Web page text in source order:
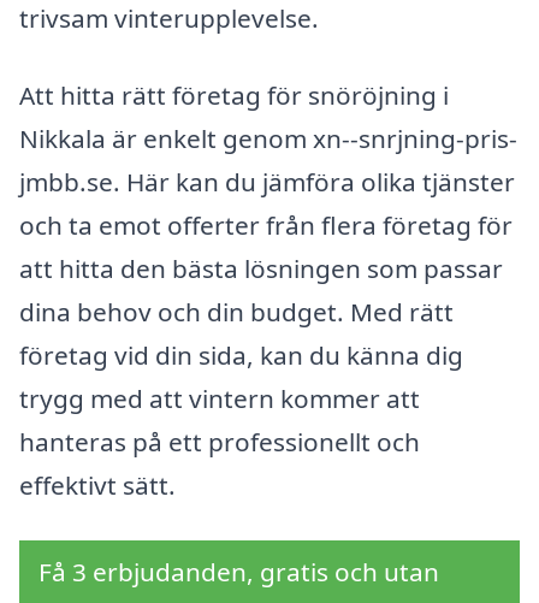
trivsam vinterupplevelse.
Att hitta rätt företag för snöröjning i
Nikkala är enkelt genom xn--snrjning-pris-
jmbb.se. Här kan du jämföra olika tjänster
och ta emot offerter från flera företag för
att hitta den bästa lösningen som passar
dina behov och din budget. Med rätt
företag vid din sida, kan du känna dig
trygg med att vintern kommer att
hanteras på ett professionellt och
effektivt sätt.
Få 3 erbjudanden, gratis och utan